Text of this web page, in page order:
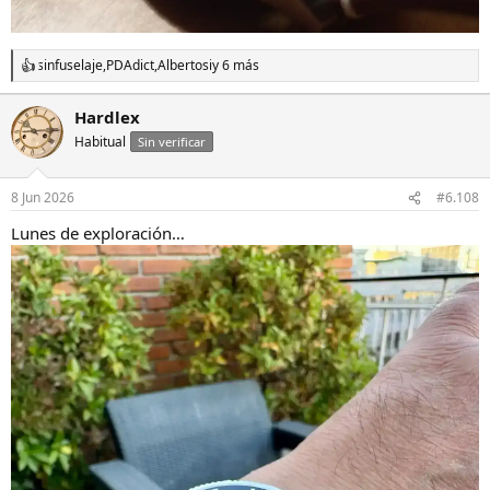
R
e
a
c
c
i
o
n
e
s
:
sinfuselaje,PDAdict,Albertosiy 6 más
Hardlex
Habitual Sin verificar
8 Jun 2026 #6.108
Lunes de exploración…